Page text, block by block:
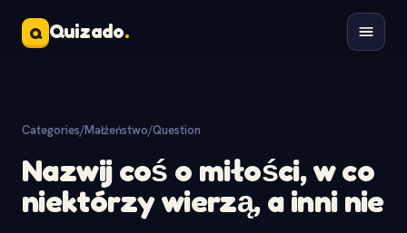
Q Quizado.
Categories/Małżeństwo/Question
Nazwij coś o miłości, w co
niektórzy wierzą, a inni nie